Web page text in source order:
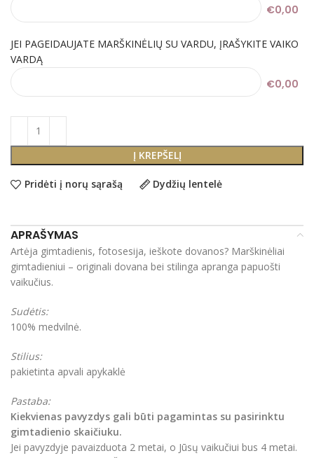
€0,00
JEI PAGEIDAUJATE MARŠKINĖLIŲ SU VARDU, ĮRAŠYKITE VAIKO
VARDĄ
€0,00
Į KREPŠELĮ
Pridėti į norų sąrašą Dydžių lentelė
APRAŠYMAS
Artėja gimtadienis, fotosesija, ieškote dovanos? Marškinėliai
gimtadieniui – originali dovana bei stilinga apranga papuošti
vaikučius.
Sudėtis:
100% medvilnė.
Stilius:
pakietinta apvali apykaklė
Pastaba:
Kiekvienas pavyzdys gali būti pagamintas su pasirinktu
gimtadienio skaičiuku.
Jei pavyzdyje pavaizduota 2 metai, o Jūsų vaikučiui bus 4 metai.